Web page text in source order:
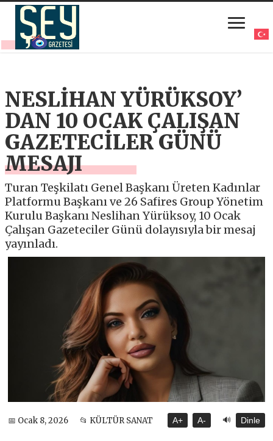
NESLİHAN YÜRÜKSOY’
DAN 10 OCAK ÇALIŞAN
GAZETECİLER GÜNÜ
MESAJI
Turan Teşkilatı Genel Başkanı Üreten Kadınlar
Platformu Başkanı ve 26 Safires Group Yönetim
Kurulu Başkanı Neslihan Yürüksoy, 10 Ocak
Çalışan Gazeteciler Günü dolayısıyla bir mesaj
yayınladı.
📅 Ocak 8, 2026 📂 KÜLTÜR SANAT A+ A- 🔊 Dinle